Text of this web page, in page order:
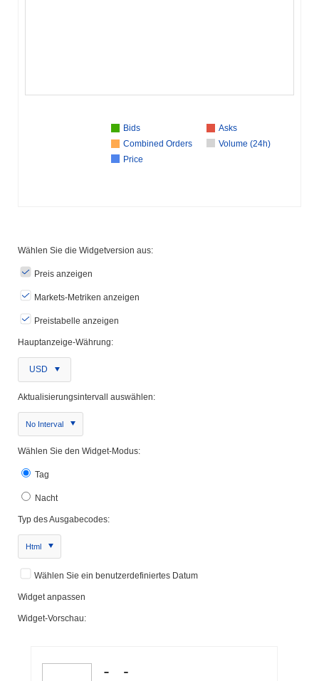
Bids
Asks
Combined Orders
Volume (24h)
Price
Wählen Sie die Widgetversion aus:
Preis anzeigen
Markets-Metriken anzeigen
Preistabelle anzeigen
Hauptanzeige-Währung:
USD
Aktualisierungsintervall auswählen:
No Interval
Wählen Sie den Widget-Modus:
Tag
Nacht
Typ des Ausgabecodes:
Html
Wählen Sie ein benutzerdefiniertes Datum
Widget anpassen
Widget-Vorschau: